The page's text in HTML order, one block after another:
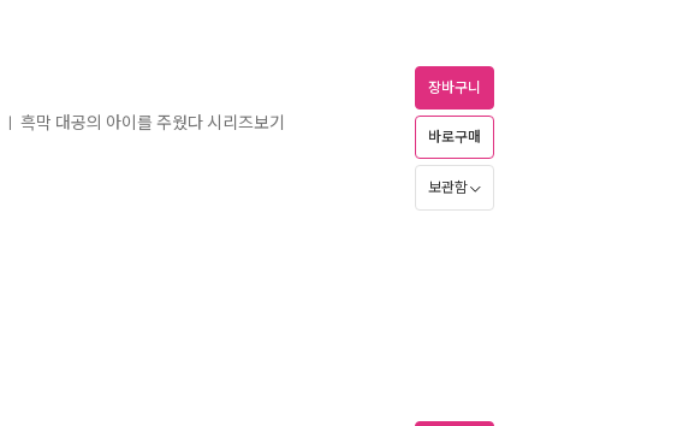
흑막 대공의 아이를 주웠다 시리즈보기
장바구니
바로구매
보관함